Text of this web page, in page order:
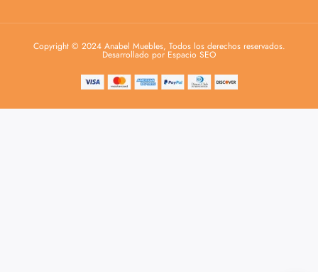
Copyright © 2024 Anabel Muebles, Todos los derechos reservados.
Desarrollado por Espacio SEO